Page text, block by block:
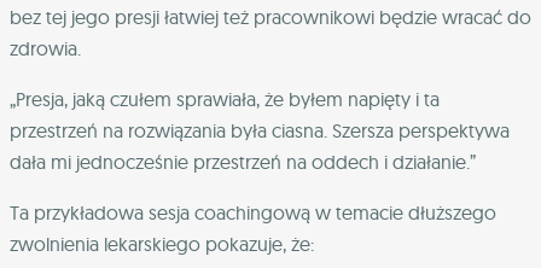
bez tej jego presji łatwiej też pracownikowi będzie wracać do
zdrowia.
„Presja, jaką czułem sprawiała, że byłem napięty i ta
przestrzeń na rozwiązania była ciasna. Szersza perspektywa
dała mi jednocześnie przestrzeń na oddech i działanie.”
Ta przykładowa sesja coachingową w temacie dłuższego
zwolnienia lekarskiego pokazuje, że: